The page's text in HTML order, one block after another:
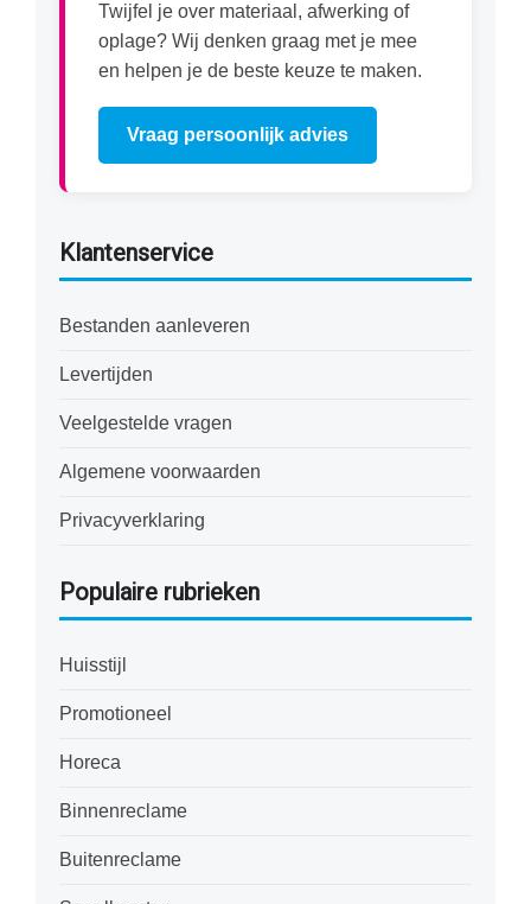
Twijfel je over materiaal, afwerking of
oplage? Wij denken graag met je mee
en helpen je de beste keuze te maken.
Vraag persoonlijk advies
Klantenservice
Bestanden aanleveren
Levertijden
Veelgestelde vragen
Algemene voorwaarden
Privacyverklaring
Populaire rubrieken
Huisstijl
Promotioneel
Horeca
Binnenreclame
Buitenreclame